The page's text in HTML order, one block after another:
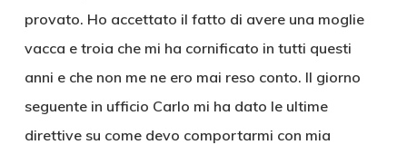
provato. Ho accettato il fatto di avere una moglie
vacca e troia che mi ha cornificato in tutti questi
anni e che non me ne ero mai reso conto. Il giorno
seguente in ufficio Carlo mi ha dato le ultime
direttive su come devo comportarmi con mia